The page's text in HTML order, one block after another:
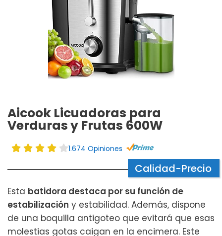
Aicook Licuadoras para
Verduras y Frutas 600W
1.674 Opiniones
Calidad-Precio
Esta batidora destaca por su función de
estabilización y estabilidad. Además, dispone
de una boquilla antigoteo que evitará que esas
molestias gotas caigan en la encimera. Este